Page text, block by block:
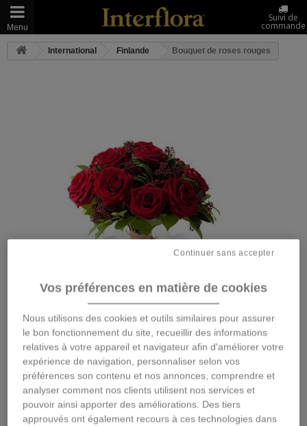
Menu
Suivi de
commande
International Finlande Bouquet de roses rouges
Agrandir l'image
BOUQUET DE ROSES
ROUGES
Description
Vos préférences en matière de cookies
Nous utilisons des cookies et outils similaires pour assurer
le bon fonctionnement du site, recueillir des informations
relatives à votre appareil et navigateur afin d'améliorer votre
expérience de navigation, personnaliser selon vos
préférences son contenu et nos annonces, comprendre et
analyser comment nos clients utilisent nos services et
pouvoir ainsi apporter des améliorations. Des tiers
approuvés ont également recours à ces technologies dans
Continuer sans accepter